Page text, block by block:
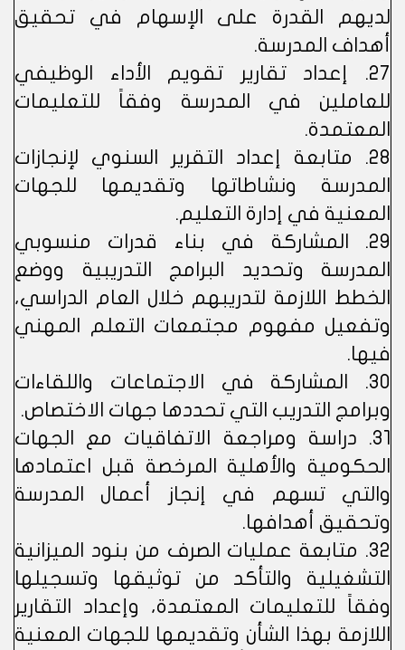
لديهم القدرة على الإسهام في تحقيق
أهداف المدرسة.
27. إعداد تقارير تقويم الأداء الوظيفي
للعاملين في المدرسة وفقاً للتعليمات
المعتمدة.
28. متابعة إعداد التقرير السنوي لإنجازات
المدرسة ونشاطاتها وتقديمها للجهات
المعنية في إدارة التعليم.
29. المشاركة في بناء قدرات منسوبي
المدرسة وتحديد البرامج التدريبية ووضع
الخطط اللازمة لتدريبهم خلال العام الدراسي،
وتفعيل مفهوم مجتمعات التعلم المهني
فيها.
30. المشاركة في الاجتماعات واللقاءات
وبرامج التدريب التي تحددها جهات الاختصاص.
31. دراسة ومراجعة الاتفاقيات مع الجهات
الحكومية والأهلية المرخصة قبل اعتمادها
والتي تسهم في إنجاز أعمال المدرسة
وتحقيق أهدافها.
32. متابعة عمليات الصرف من بنود الميزانية
التشغيلية والتأكد من توثيقها وتسجيلها
وفقاً للتعليمات المعتمدة، وإعداد التقارير
اللازمة بهذا الشأن وتقديمها للجهات المعنية